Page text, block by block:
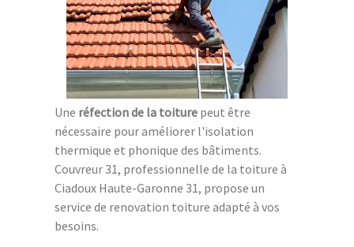
Une réfection de la toiture peut être
nécessaire pour améliorer l'isolation
thermique et phonique des bâtiments.
Couvreur 31, professionnelle de la toiture à
Ciadoux Haute-Garonne 31, propose un
service de renovation toiture adapté à vos
besoins.